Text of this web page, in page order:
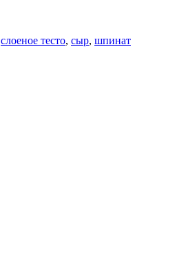
слоеное тесто, сыр, шпинат